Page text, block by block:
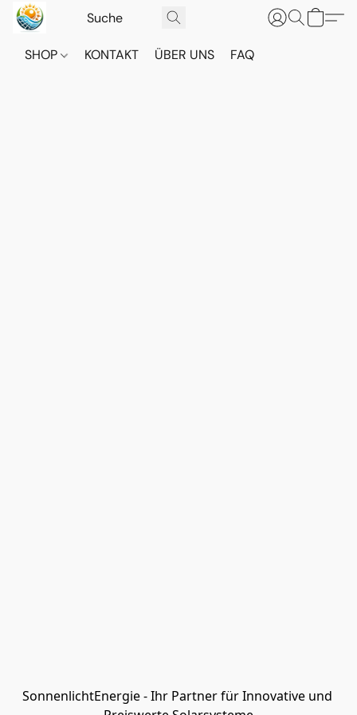
SHOP KONTAKT ÜBER UNS FAQ
SonnenlichtEnergie - Ihr Partner für Innovative und